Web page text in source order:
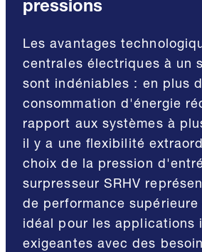
pressions
Les avantages
centrales électriques à un
sont indéniables : en plus
consommation d'énergie
rapport aux systèmes à
il y a une flexibilité
choix de la pression
surpresseur SRHV
de performance
idéal pour les applications
exigeantes avec des